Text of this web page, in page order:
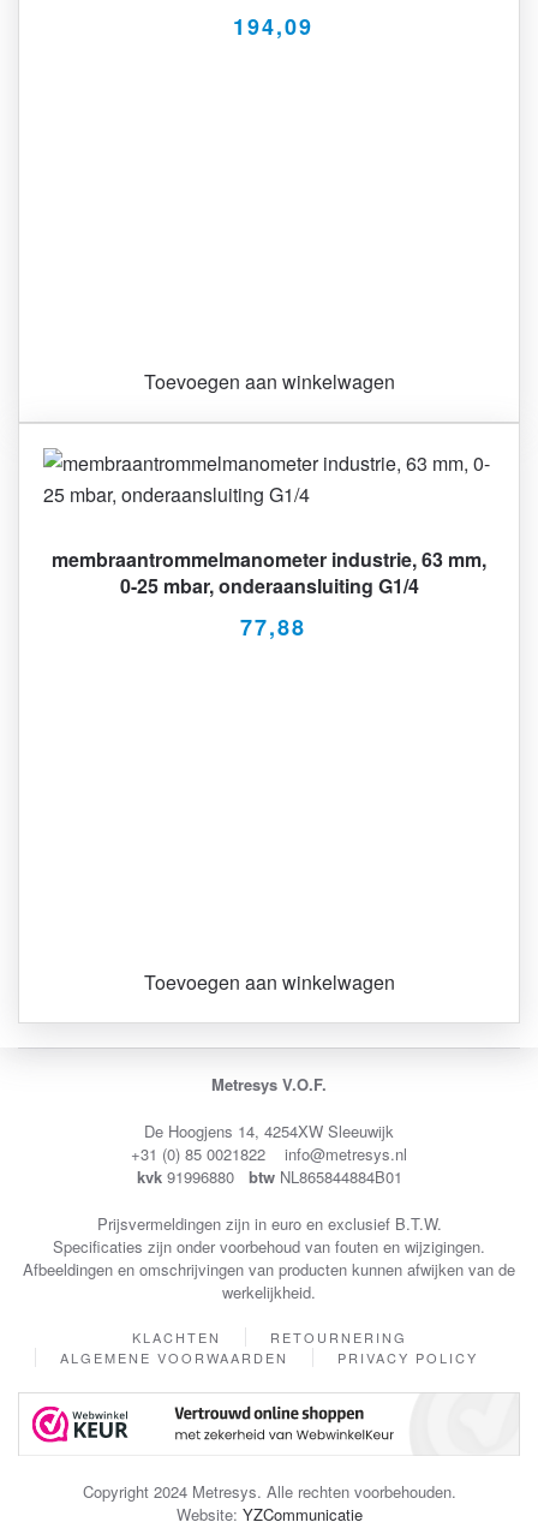
194,09
Toevoegen aan winkelwagen
membraantrommelmanometer industrie, 63 mm,
0-25 mbar, onderaansluiting G1/4
77,88
Toevoegen aan winkelwagen
Metresys V.O.F.
De Hoogjens 14, 4254XW Sleeuwijk
+31 (0) 85 0021822 info@metresys.nl
kvk 91996880 btw NL865844884B01
Prijsvermeldingen zijn in euro en exclusief B.T.W.
Specificaties zijn onder voorbehoud van fouten en wijzigingen.
Afbeeldingen en omschrijvingen van producten kunnen afwijken van de
werkelijkheid.
KLACHTEN
RETOURNERING
ALGEMENE VOORWAARDEN
PRIVACY POLICY
Copyright 2024 Metresys. Alle rechten voorbehouden.
Website: YZCommunicatie